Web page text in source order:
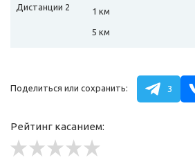
Дистанции 2
1 км
5 км
Поделиться или сохранить: 3
Рейтинг касанием: